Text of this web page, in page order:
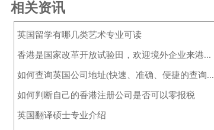
相关资讯
英国留学有哪几类艺术专业可读
香港是国家改革开放试验田，欢迎境外企业来港...
如何查询英国公司地址(快速、准确、便捷的查询...
如何判断自己的香港注册公司是否可以零报税
英国翻译硕士专业介绍